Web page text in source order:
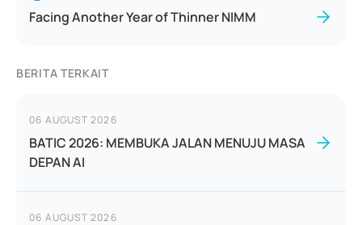
Facing Another Year of Thinner NIMM
BERITA TERKAIT
06 AUGUST 2026
BATIC 2026: MEMBUKA JALAN MENUJU MASA
DEPAN AI
06 AUGUST 2026